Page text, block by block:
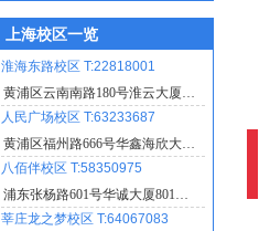
上海校区一览
淮海东路校区 T:22818001
黄浦区云南南路180号淮云大厦…
人民广场校区 T:63233687
黄浦区福州路666号华鑫海欣大…
八佰伴校区 T:58350975
浦东张杨路601号华诚大厦801…
莘庄龙之梦校区 T:64067083